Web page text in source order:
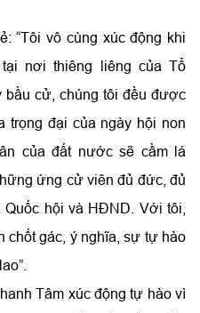
“Tôi vô cùng xúc động khi
nơi thiêng liêng của Tổ
bầu cử, chúng tôi đều được
trọng đại của ngày hội non
của đất nước sẽ cầm lá
ứng cử viên đủ đức, đủ
hội và HĐND. Với tôi,
chốt gác, ý nghĩa, sự tự hào
Tâm xúc động tự hào vì